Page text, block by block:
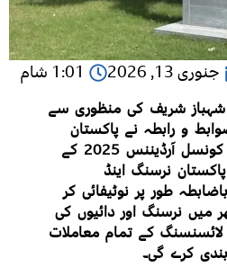
جنوری 13, 2026 1:01 شام
شہباز شریف کی منظوری سے
و رابطہ نے پاکستان
نرسنگ اینڈ مڈوائفری کونسل آرڈیننس 2025 کے
نرسنگ اینڈ
طور پر نوٹیفائی کر
میں نرسنگ اور دائیوں کی
لائسنسنگ کے تمام معاملات
کرے گی۔